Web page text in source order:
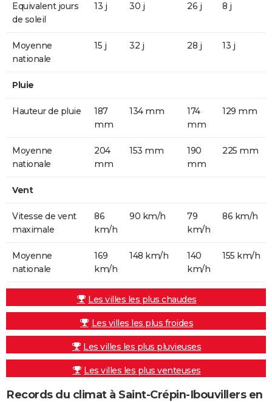
Equivalent jours
de soleil
13 j 30 j 26 j 8 j
Moyenne
nationale
15 j 32 j 28 j 13 j
Pluie
Hauteur de pluie
187
mm
134 mm
174
mm
129 mm
Moyenne
nationale
204
mm
153 mm
190
mm
225 mm
Vent
Vitesse de vent
maximale
86
km/h
90 km/h
79
km/h
86 km/h
Moyenne
nationale
169
km/h
148 km/h
140
km/h
155 km/h
Les villes les plus chaudes
Les villes les plus froides
Les villes les plus pluvieuses
Les villes les plus venteuses
Records du climat à Saint-Crépin-Ibouvillers en